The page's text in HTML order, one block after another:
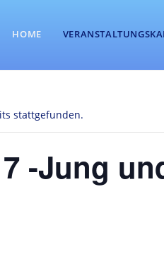
HOME
stattgefunden.
-Jung